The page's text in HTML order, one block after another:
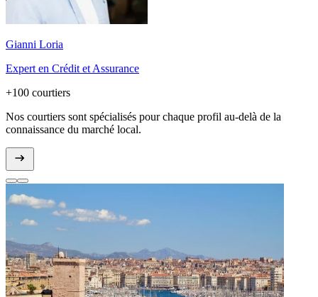
Gianni Loria
Expert en Crédit et Assurance
+100 courtiers
Nos courtiers sont spécialisés pour chaque profil au-delà de la
connaissance du marché local.